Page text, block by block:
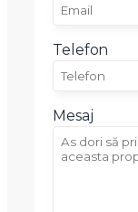
Telefon
Mesaj